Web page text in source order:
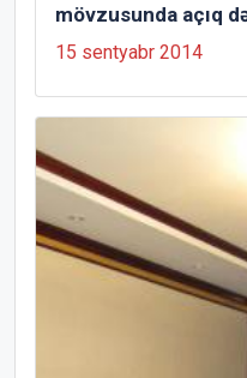
mövzusunda açıq
15 sentyabr 2014